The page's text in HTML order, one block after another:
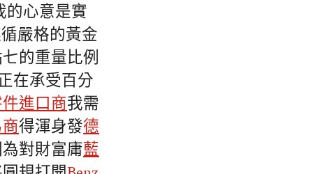
的心意是實
嚴格的黃金
的重量比例
在承受百分
進口商我需
得渾身發德
對財富庸藍